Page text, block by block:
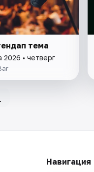
тема
2026 • четверг
Навигация